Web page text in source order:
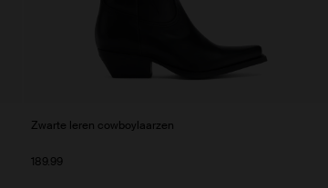
Zwarte leren cowboylaarzen
189.99